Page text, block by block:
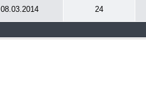
08.03.2014 24